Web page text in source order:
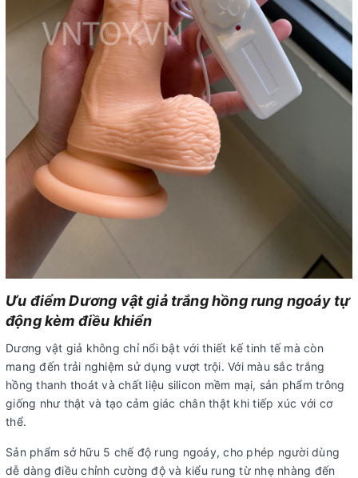
Ưu điểm Dương vật giả trắng hồng rung ngoáy tự
động kèm điều khiển
Dương vật giả không chỉ nổi bật với thiết kế tinh tế mà còn
mang đến trải nghiệm sử dụng vượt trội. Với màu sắc trắng
hồng thanh thoát và chất liệu silicon mềm mại, sản phẩm trông
giống như thật và tạo cảm giác chân thật khi tiếp xúc với cơ
thể.
Sản phẩm sở hữu 5 chế độ rung ngoáy, cho phép người dùng
dễ dàng điều chỉnh cường độ và kiểu rung từ nhẹ nhàng đến